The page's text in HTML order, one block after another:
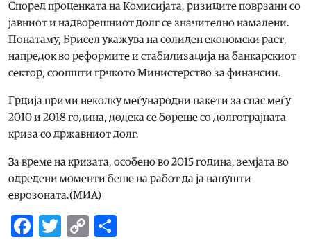
Според проценката на Комисијата, ризиците поврзани со
јавниот и надворешниот долг се значително намалени.
Понатаму, Брисел укажува на солиден економски раст,
напредок во реформите и стабилизација на банкарскиот
сектор, соопшти грчкото Министерство за финансии.
Грција прими неколку меѓународни пакети за спас меѓу
2010 и 2018 година, додека се бореше со долготрајната
криза со државниот долг.
За време на кризата, особено во 2015 година, земјата во
одредени моменти беше на работ да ја напушти
еврозоната.(МИА)
Facebook
Twitter
Copy